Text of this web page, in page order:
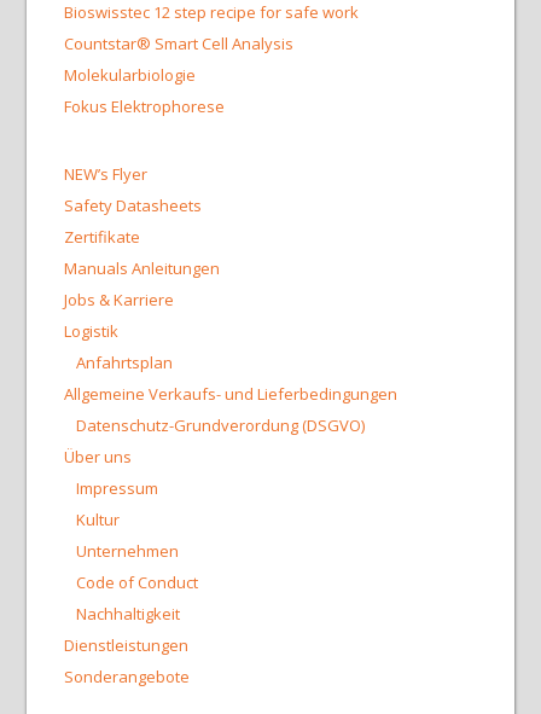
Bioswisstec 12 step recipe for safe work
Countstar® Smart Cell Analysis
Molekularbiologie
Fokus Elektrophorese
NEW’s Flyer
Safety Datasheets
Zertifikate
Manuals Anleitungen
Jobs & Karriere
Logistik
Anfahrtsplan
Allgemeine Verkaufs- und Lieferbedingungen
Datenschutz-Grundverordung (DSGVO)
Über uns
Impressum
Kultur
Unternehmen
Code of Conduct
Nachhaltigkeit
Dienstleistungen
Sonderangebote